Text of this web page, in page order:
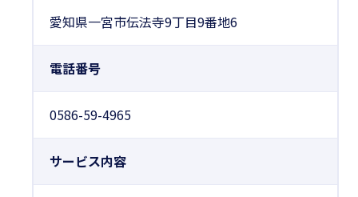
愛知県一宮市伝法寺9丁目9番地6
電話番号
0586-59-4965
サービス内容